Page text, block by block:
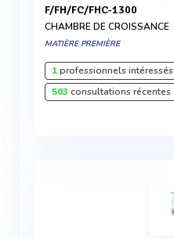
F/FH/FC/FHC-1300
CHAMBRE DE CROISSANCE
MATIÈRE PREMIÈRE
1professionnels intéressés
503 consultations récentes